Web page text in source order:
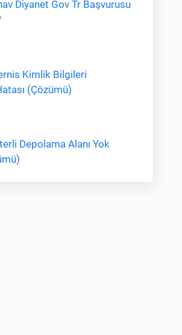
Diyanet Gov Tr Başvurusu
Kimlik Bilgileri
(Çözümü)
Depolama Alanı Yok